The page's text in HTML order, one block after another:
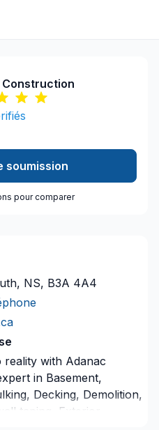
soumission
pour comparer
NS, B3A 4A4
with Adanac
in Basement,
Decking, Demolition,
taping, Exterior